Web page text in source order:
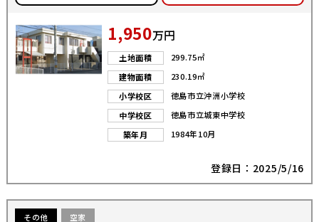
1,950万円
土地面積
299.75㎡
建物面積
230.19㎡
小学校区
徳島市立沖洲小学校
中学校区
徳島市立城東中学校
築年月
1984年10月
登録日：2025/5/16
その他 空家